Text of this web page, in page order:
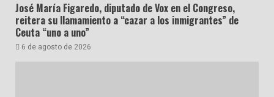
José María Figaredo, diputado de Vox en el Congreso,
reitera su llamamiento a “cazar a los inmigrantes” de
Ceuta “uno a uno”
6 de agosto de 2026